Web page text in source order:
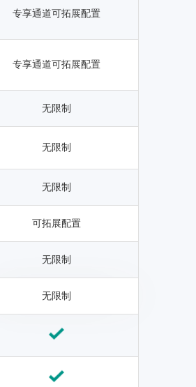
专享通道可拓展配置
专享通道可拓展配置
无限制
无限制
无限制
可拓展配置
无限制
无限制